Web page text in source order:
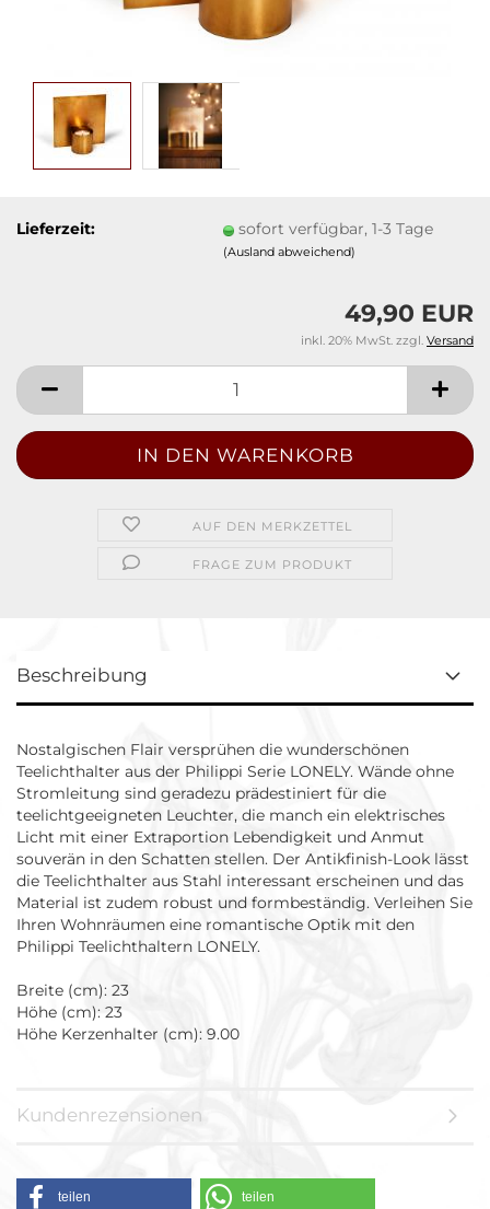
Lieferzeit: sofort verfügbar, 1-3 Tage
(Ausland abweichend)
49,90 EUR
inkl. 20% MwSt. zzgl. Versand
AUF DEN MERKZETTEL
FRAGE ZUM PRODUKT
Beschreibung
Nostalgischen Flair versprühen die wunderschönen
Teelichthalter aus der Philippi Serie LONELY. Wände ohne
Stromleitung sind geradezu prädestiniert für die
teelichtgeeigneten Leuchter, die manch ein elektrisches
Licht mit einer Extraportion Lebendigkeit und Anmut
souverän in den Schatten stellen. Der Antikfinish-Look lässt
die Teelichthalter aus Stahl interessant erscheinen und das
Material ist zudem robust und formbeständig. Verleihen Sie
Ihren Wohnräumen eine romantische Optik mit den
Philippi Teelichthaltern LONELY.
Breite (cm): 23
Höhe (cm): 23
Höhe Kerzenhalter (cm): 9.00
Kundenrezensionen
teilen teilen